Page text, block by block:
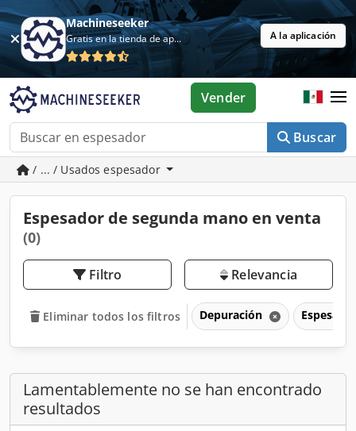
Machineseeker
Gratis en la tienda de aplicaciones A la aplicación
Buscar
Vender
/ ... / Usados espesador
Espesador de segunda mano en venta
(0)
Filtro Relevancia
Eliminar todos los filtros Depuración
Lamentablemente no se han encontrado
resultados